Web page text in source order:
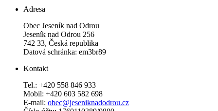
Adresa
Obec Jeseník nad Odrou
Jeseník nad Odrou 256
742 33, Česká republika
Datová schránka: em3br89
Kontakt
Tel.: +420 558 846 933
Mobil: +420 603 582 698
E-mail: obec@jeseniknadodrou.cz